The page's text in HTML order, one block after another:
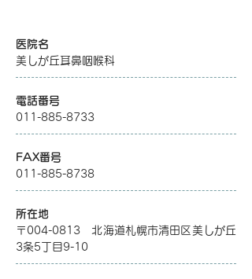
医院名
美しが丘耳鼻咽喉科
電話番号
011-885-8733
FAX番号
011-885-8738
所在地
〒004-0813 北海道札幌市清田区美しが丘
3条5丁目9-10